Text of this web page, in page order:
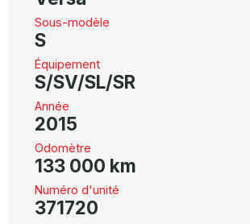
Sous-modèle
S
Équipement
S/SV/SL/SR
Année
2015
Odomètre
133 000 km
Numéro d'unité
371720